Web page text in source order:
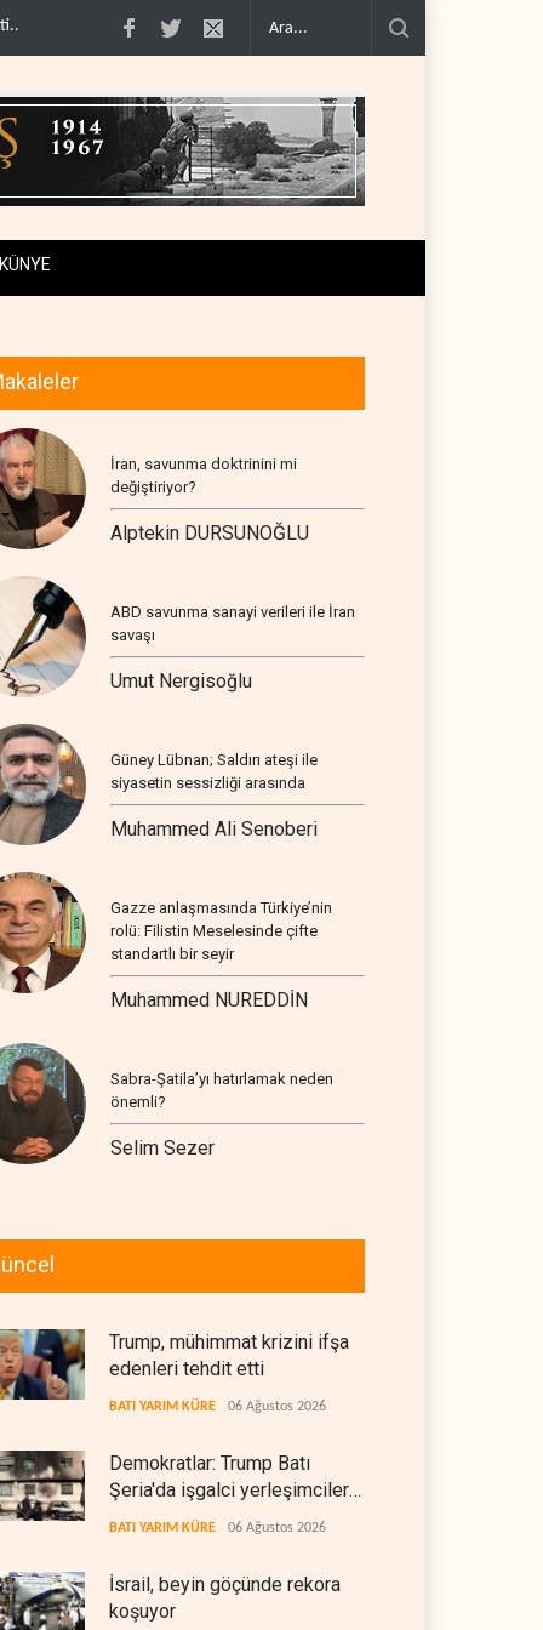
.. İsrail, beyin göçünde rekora koşuyor.. Kolombiya kartelleri
KÜNYE
İran, savunma doktrinini mi
değiştiriyor?
Alptekin DURSUNOĞLU
ABD savunma sanayi verileri ile İran
savaşı
Umut Nergisoğlu
Güney Lübnan; Saldırı ateşi ile
siyasetin sessizliği arasında
Muhammed Ali Senoberi
Gazze anlaşmasında Türkiye’nin
rolü: Filistin Meselesinde çifte
standartlı bir seyir
Muhammed NUREDDİN
Sabra-Şatila’yı hatırlamak neden
önemli?
Selim Sezer
Trump, mühimmat krizini ifşa
edenleri tehdit etti
BATI YARIM KÜRE 06 Ağustos 2026
Demokratlar: Trump Batı
Şeria'da işgalci yerleşimcilere
cezasızlık sağladı
BATI YARIM KÜRE 06 Ağustos 2026
İsrail, beyin göçünde rekora
koşuyor